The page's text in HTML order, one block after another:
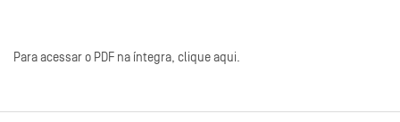
Para acessar o PDF na íntegra, clique aqui.